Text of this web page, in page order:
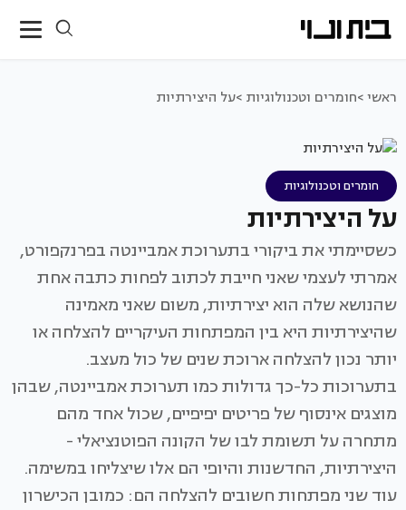
ראשי >חומרים וטכנולוגיות >על היצירתיות
חומרים וטכנולוגיות
על היצירתיות
כשסיימתי את ביקורי בתערוכת אמביינטה בפרנקפורט,
אמרתי לעצמי שאני חייבת לכתוב לפחות כתבה אחת
שהנושא שלה הוא יצירתיות, משום שאני מאמינה
שהיצירתיות היא בין המפתחות העיקריים להצלחה או
יותר נכון להצלחה ארוכת שנים של כול מעצב.
בתערוכות כל-כך גדולות כמו תערוכת אמביינטה, שבהן
מוצגים אינסוף של פריטים יפיפיים, שכול אחד מהם
מתחרה על תשומת לבו של הקונה הפוטנציאלי -
היצירתיות, החדשנות והיופי הם אלו שיצליחו במשימה.
עוד שני מפתחות חשובים להצלחה הם: כמובן הכישרון